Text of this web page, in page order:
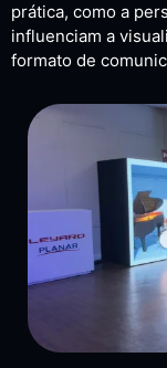
prática, como a
influenciam a
formato de